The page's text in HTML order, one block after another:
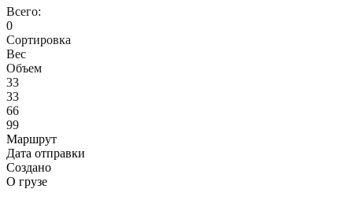
Всего:
0
Сортировка
Вес
Объем
33
33
66
99
Маршрут
Дата отправки
Создано
О грузе